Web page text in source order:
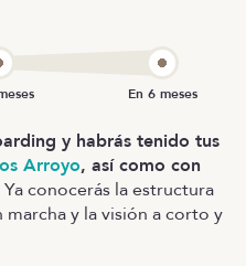
y habrás tenido tus
Arroyo, así como con
Ya conocerás la estructura
y la visión a corto y